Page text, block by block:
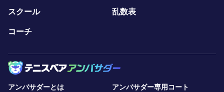
スクール 乱数表
コーチ
アンバサダーとは アンバサダー専用コート